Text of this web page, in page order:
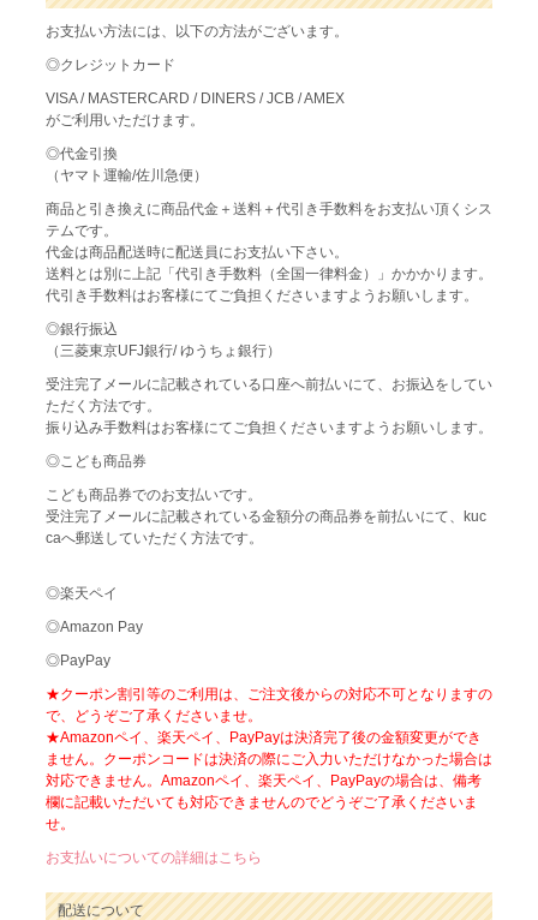
お支払い方法には、以下の方法がございます。
◎クレジットカード
VISA / MASTERCARD / DINERS / JCB / AMEX
がご利用いただけます。
◎代金引換
（ヤマト運輸/佐川急便）
商品と引き換えに商品代金＋送料＋代引き手数料をお支払い頂くシス
テムです。
代金は商品配送時に配送員にお支払い下さい。
送料とは別に上記「代引き手数料（全国一律料金）」かかかります。
代引き手数料はお客様にてご負担くださいますようお願いします。
◎銀行振込
（三菱東京UFJ銀行/ ゆうちょ銀行）
受注完了メールに記載されている口座へ前払いにて、お振込をしてい
ただく方法です。
振り込み手数料はお客様にてご負担くださいますようお願いします。
◎こども商品券
こども商品券でのお支払いです。
受注完了メールに記載されている金額分の商品券を前払いにて、kuc
caへ郵送していただく方法です。
◎楽天ペイ
◎Amazon Pay
◎PayPay
★クーポン割引等のご利用は、ご注文後からの対応不可となりますの
で、どうぞご了承くださいませ。
★Amazonペイ、楽天ペイ、PayPayは決済完了後の金額変更ができ
ません。クーポンコードは決済の際にご入力いただけなかった場合は
対応できません。Amazonペイ、楽天ペイ、PayPayの場合は、備考
欄に記載いただいても対応できませんのでどうぞご了承くださいま
せ。
お支払いについての詳細はこちら
配送について